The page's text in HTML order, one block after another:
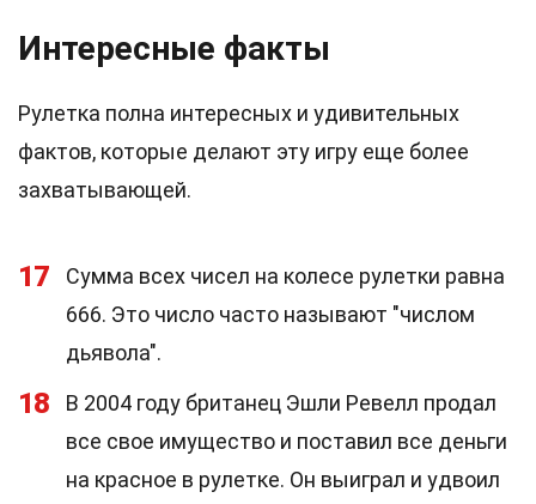
Интересные факты
Рулетка полна интересных и удивительных
фактов, которые делают эту игру еще более
захватывающей.
17
Сумма всех чисел на колесе рулетки равна
666. Это число часто называют "числом
дьявола".
18
В 2004 году британец Эшли Ревелл продал
все свое имущество и поставил все деньги
на красное в рулетке. Он выиграл и удвоил